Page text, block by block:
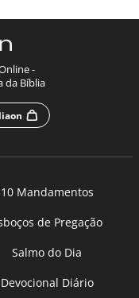
-
da Bíblia
10 Mandamentos
de Pregação
Salmo do Dia
Devocional Diário